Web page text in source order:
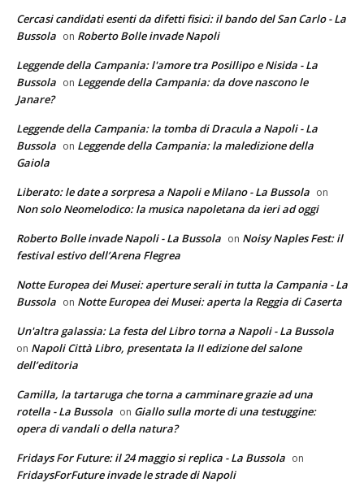
Cercasi candidati esenti da difetti fisici: il bando del San Carlo - La
Bussola on Roberto Bolle invade Napoli
Leggende della Campania: l'amore tra Posillipo e Nisida - La
Bussola on Leggende della Campania: da dove nascono le
Janare?
Leggende della Campania: la tomba di Dracula a Napoli - La
Bussola on Leggende della Campania: la maledizione della
Gaiola
Liberato: le date a sorpresa a Napoli e Milano - La Bussola on
Non solo Neomelodico: la musica napoletana da ieri ad oggi
Roberto Bolle invade Napoli - La Bussola on Noisy Naples Fest: il
festival estivo dell’Arena Flegrea
Notte Europea dei Musei: aperture serali in tutta la Campania - La
Bussola on Notte Europea dei Musei: aperta la Reggia di Caserta
Un'altra galassia: La festa del Libro torna a Napoli - La Bussola
on Napoli Città Libro, presentata la II edizione del salone
dell’editoria
Camilla, la tartaruga che torna a camminare grazie ad una
rotella - La Bussola on Giallo sulla morte di una testuggine:
opera di vandali o della natura?
Fridays For Future: il 24 maggio si replica - La Bussola on
FridaysForFuture invade le strade di Napoli